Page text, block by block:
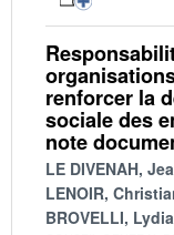
renforcer la
sociale des
note
LE DIVENAH,
LENOIR,
BROVELLI, Lydia